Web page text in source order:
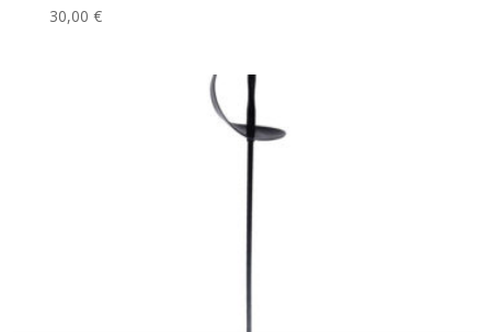
30,00 €